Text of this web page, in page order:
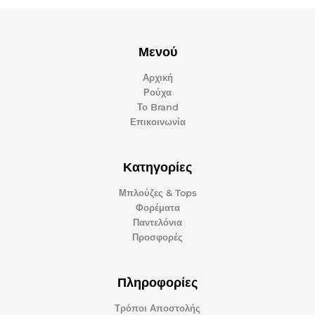
Μενού
Αρχική
Ρούχα
Το Brand
Επικοινωνία
Κατηγορίες
Μπλούζες & Tops
Φορέματα
Παντελόνια
Προσφορές
Πληροφορίες
Τρόποι Αποστολής